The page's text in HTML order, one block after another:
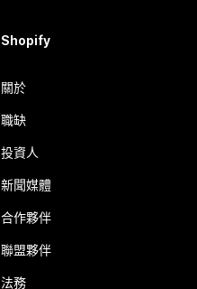
Shopify
關於
職缺
投資人
新聞媒體
合作夥伴
聯盟夥伴
法務